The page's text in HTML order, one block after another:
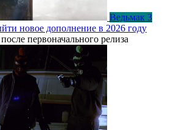
Ведьмак 3
новое дополнение в 2026 году
первоначального релиза